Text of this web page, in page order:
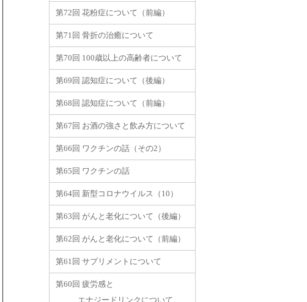
第72回 花粉症について（前編）
第71回 骨折の治癒について
第70回 100歳以上の高齢者について
第69回 認知症について（後編）
第68回 認知症について（前編）
第67回 お酒の強さと飲み方について
第66回 ワクチンの話（その2）
第65回 ワクチンの話
第64回 新型コロナウイルス（10）
第63回 がんと老化について（後編）
第62回 がんと老化について（前編）
第61回 サプリメントについて
第60回 疲労感と
エナジードリンクについて